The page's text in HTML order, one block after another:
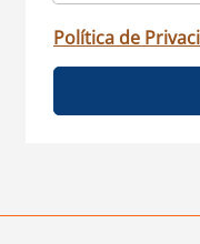
Política de